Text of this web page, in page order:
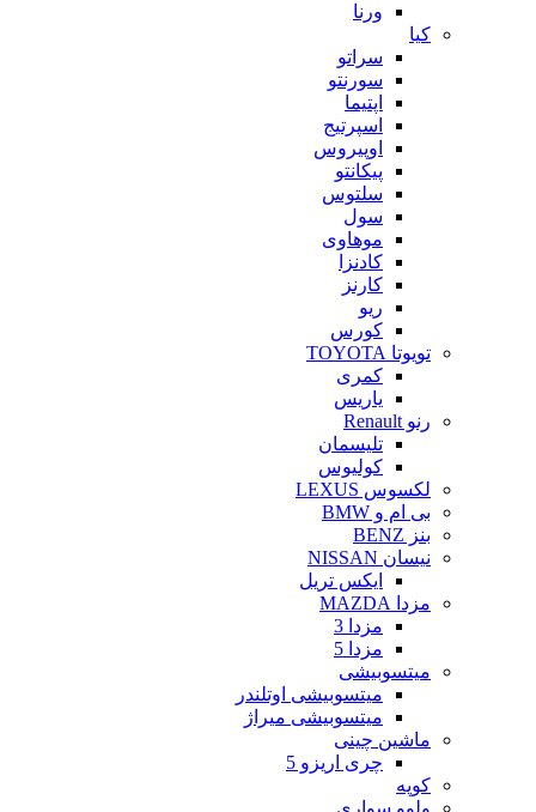
ورنا
کیا
سراتو
سورنتو
اپتیما
اسپرتیج
اوپیروس
پیکانتو
سلتوس
سول
موهاوی
کادنزا
کارنز
ریو
کورس
تویوتا TOYOTA
کمری
یاریس
رنو Renault
تلیسمان
کولیوس
لکسوس LEXUS
بی ام و BMW
بنز BENZ
نیسان NISSAN
ایکس تریل
مزدا MAZDA
مزدا 3
مزدا 5
میتسوبیشی
میتسوبیشی اوتلندر
میتسوبیشی میراژ
ماشین چینی
چری اریزو 5
کوپه
ولوو سواری